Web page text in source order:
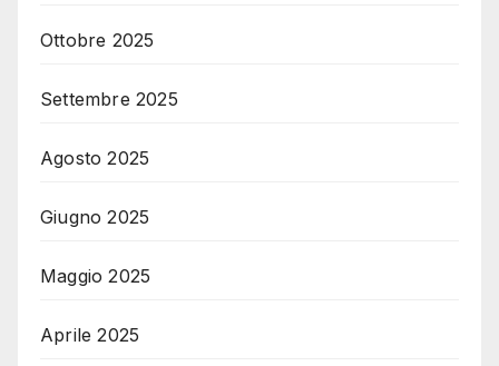
Ottobre 2025
Settembre 2025
Agosto 2025
Giugno 2025
Maggio 2025
Aprile 2025